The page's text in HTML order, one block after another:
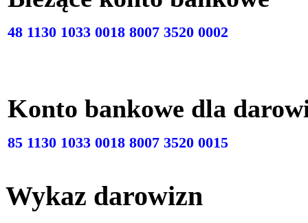
48 1130 1033 0018 8007 3520 0002
Konto bankowe dla
85 1130 1033 0018 8007 3520 0015
Wykaz darowizn